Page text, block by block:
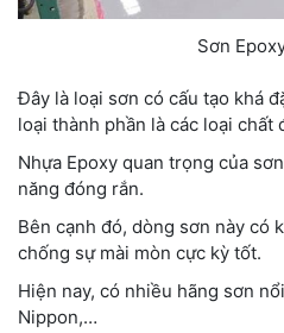
Sơn
Đây là loại sơn có cấu tạo khá
loại thành phần là các loại chất
Nhựa Epoxy quan trọng của
năng đóng rắn.
Bên cạnh đó, dòng sơn này có
chống sự mài mòn cực kỳ tốt.
Hiện nay, có nhiều hãng sơn
Nippon,…